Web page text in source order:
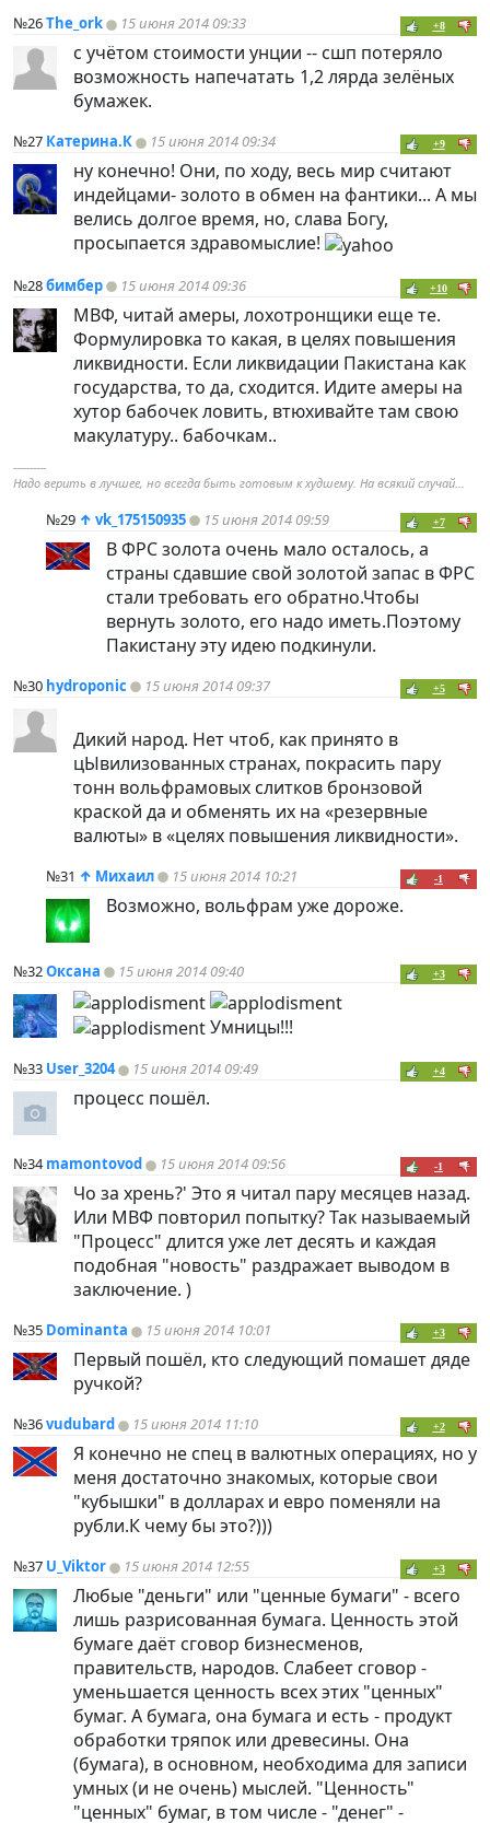
№26The_ork 15 июня 2014 09:33 +8
с учётом стоимости унции -- сшп потеряло
возможность напечатать 1,2 лярда зелёных
бумажек.
№27 Катерина.К 15 июня 2014 09:34 +9
ну конечно! Они, по ходу, весь мир считают
индейцами- золото в обмен на фантики... А мы
велись долгое время, но, слава Богу,
просыпается здравомыслие!
№28бимбер 15 июня 2014 09:36 +10
МВФ, читай амеры, лохотронщики еще те.
Формулировка то какая, в целях повышения
ликвидности. Если ликвидации Пакистана как
государства, то да, сходится. Идите амеры на
хутор бабочек ловить, втюхивайте там свою
макулатуру.. бабочкам..
----------
Надо верить в лучшее, но всегда быть готовым к худшему. На всякий случай...
№29 ↑ vk_175150935 15 июня 2014 09:59 +7
В ФРС золота очень мало осталось, а
страны сдавшие свой золотой запас в ФРС
стали требовать его обратно.Чтобы
вернуть золото, его надо иметь.Поэтому
Пакистану эту идею подкинули.
№30 hydroponic 15 июня 2014 09:37 +5
Дикий народ. Нет чтоб, как принято в
цЫвилизованных странах, покрасить пару
тонн вольфрамовых слитков бронзовой
краской да и обменять их на «резервные
валюты» в «целях повышения ликвидности».
№31 ↑ Михаил 15 июня 2014 10:21 -1
Возможно, вольфрам уже дороже.
№32Оксана 15 июня 2014 09:40 +3
Умницы!!!
№33 User_3204 15 июня 2014 09:49 +4
процесс пошёл.
№34mamontovod 15 июня 2014 09:56 -1
Чо за хрень?' Это я читал пару месяцев назад.
Или МВФ повторил попытку? Так называемый
"Процесс" длится уже лет десять и каждая
подобная "новость" раздражает выводом в
заключение. )
№35 Dominanta 15 июня 2014 10:01 +3
Первый пошёл, кто следующий помашет дяде
ручкой?
№36vudubard 15 июня 2014 11:10 +2
Я конечно не спец в валютных операциях, но у
меня достаточно знакомых, которые свои
"кубышки" в долларах и евро поменяли на
рубли.К чему бы это?)))
№37 U_Viktor 15 июня 2014 12:55 +3
Любые "деньги" или "ценные бумаги" - всего
лишь разрисованная бумага. Ценность этой
бумаге даёт сговор бизнесменов,
правительств, народов. Слабеет сговор -
уменьшается ценность всех этих "ценных"
бумаг. А бумага, она бумага и есть - продукт
обработки тряпок или древесины. Она
(бумага), в основном, необходима для записи
умных (и не очень) мыслей. "Ценность"
"ценных" бумаг, в том числе - "денег" -